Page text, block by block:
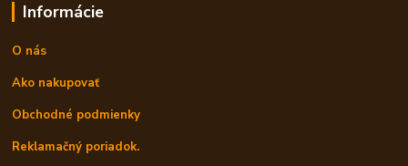
Informácie
O nás
Ako nakupovať
Obchodné podmienky
Reklamačný poriadok.